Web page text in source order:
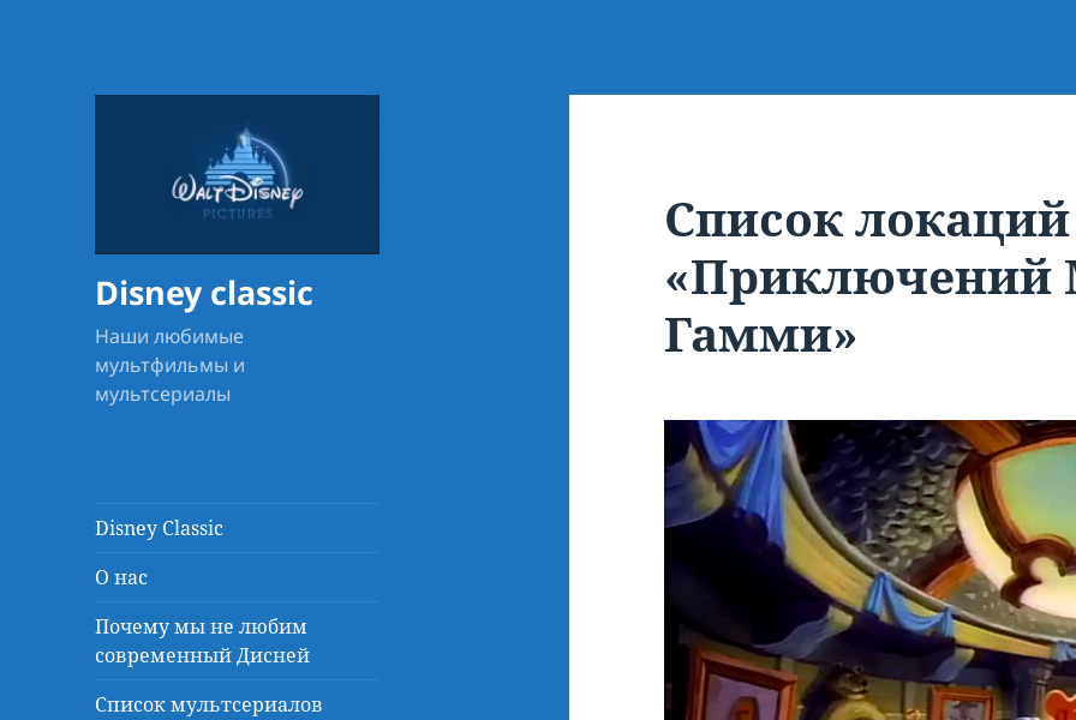
Disney classic
Наши любимые
мультфильмы и
мультсериалы
Disney Classic
О нас
Почему мы не любим
современный Дисней
Список мультсериалов
Список локаций
Гамми»